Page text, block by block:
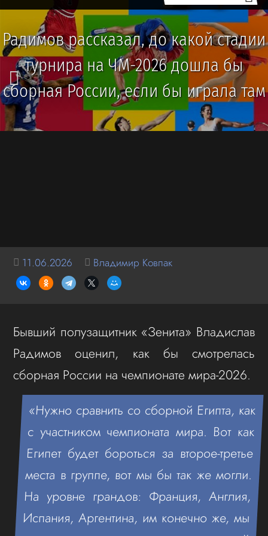
Радимов рассказал, до какой стадии
турнира на ЧМ-2026 дошла бы
сборная России, если бы играла там
11.06.2026 Владимир Ковпак
Бывший полузащитник «Зенита» Владислав
Радимов оценил, как бы смотрелась
сборная России на чемпионате мира-2026.
«Нужно сравнить со сборной Египта, как
с участником чемпионата мира. Вот как
Египет будет бороться за второе-третье
места в группе, вот мы бы так же могли.
На уровне грандов: Франция, Англия,
Испания, Аргентина, им конечно же, мы